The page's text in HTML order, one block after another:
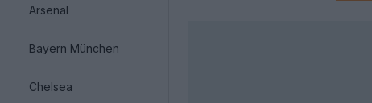
Arsenal
Bayern München
Chelsea